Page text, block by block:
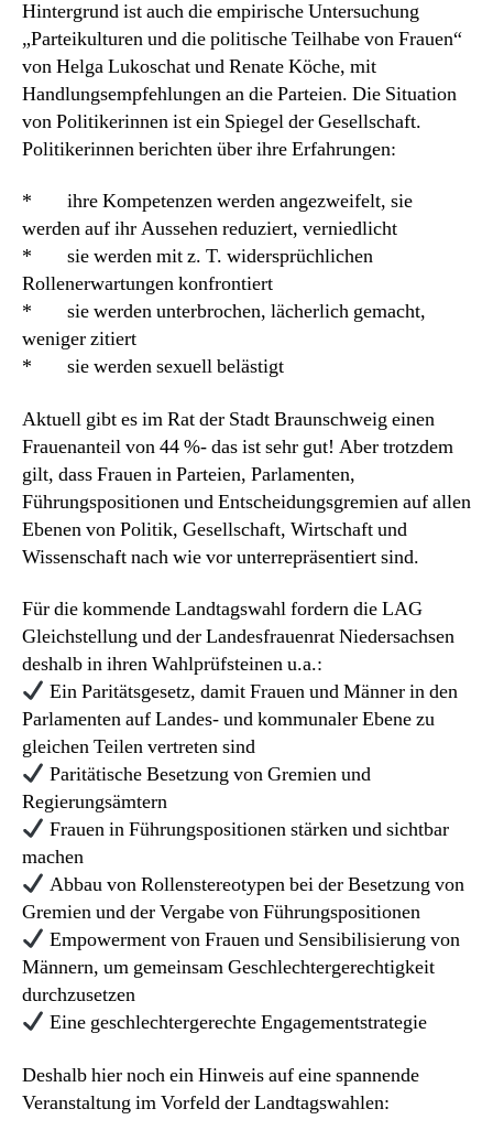
Hintergrund ist auch die empirische Untersuchung
„Parteikulturen und die politische Teilhabe von Frauen“
von Helga Lukoschat und Renate Köche, mit
Handlungsempfehlungen an die Parteien. Die Situation
von Politikerinnen ist ein Spiegel der Gesellschaft.
Politikerinnen berichten über ihre Erfahrungen:
* ihre Kompetenzen werden angezweifelt, sie
werden auf ihr Aussehen reduziert, verniedlicht
* sie werden mit z. T. widersprüchlichen
Rollenerwartungen konfrontiert
* sie werden unterbrochen, lächerlich gemacht,
weniger zitiert
* sie werden sexuell belästigt
Aktuell gibt es im Rat der Stadt Braunschweig einen
Frauenanteil von 44 %- das ist sehr gut! Aber trotzdem
gilt, dass Frauen in Parteien, Parlamenten,
Führungspositionen und Entscheidungsgremien auf allen
Ebenen von Politik, Gesellschaft, Wirtschaft und
Wissenschaft nach wie vor unterrepräsentiert sind.
Für die kommende Landtagswahl fordern die LAG
Gleichstellung und der Landesfrauenrat Niedersachsen
deshalb in ihren Wahlprüfsteinen u.a.:
Ein Paritätsgesetz, damit Frauen und Männer in den
Parlamenten auf Landes- und kommunaler Ebene zu
gleichen Teilen vertreten sind
Paritätische Besetzung von Gremien und
Regierungsämtern
Frauen in Führungspositionen stärken und sichtbar
machen
Abbau von Rollenstereotypen bei der Besetzung von
Gremien und der Vergabe von Führungspositionen
Empowerment von Frauen und Sensibilisierung von
Männern, um gemeinsam Geschlechtergerechtigkeit
durchzusetzen
Eine geschlechtergerechte Engagementstrategie
Deshalb hier noch ein Hinweis auf eine spannende
Veranstaltung im Vorfeld der Landtagswahlen: